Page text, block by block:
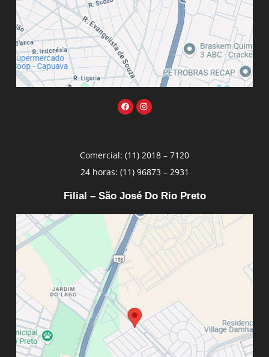
Comercial: (11) 2018 – 7120
24 horas: (11) 96873 – 2931
Filial – São José Do Rio Preto